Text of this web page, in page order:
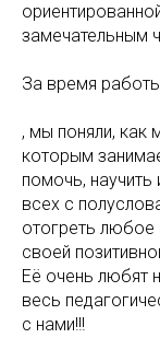
замечательным
За время
, мы поняли, как
которым
помочь,
всех с
отогреть любое
своей
Её очень любят
весь
с нами!!!